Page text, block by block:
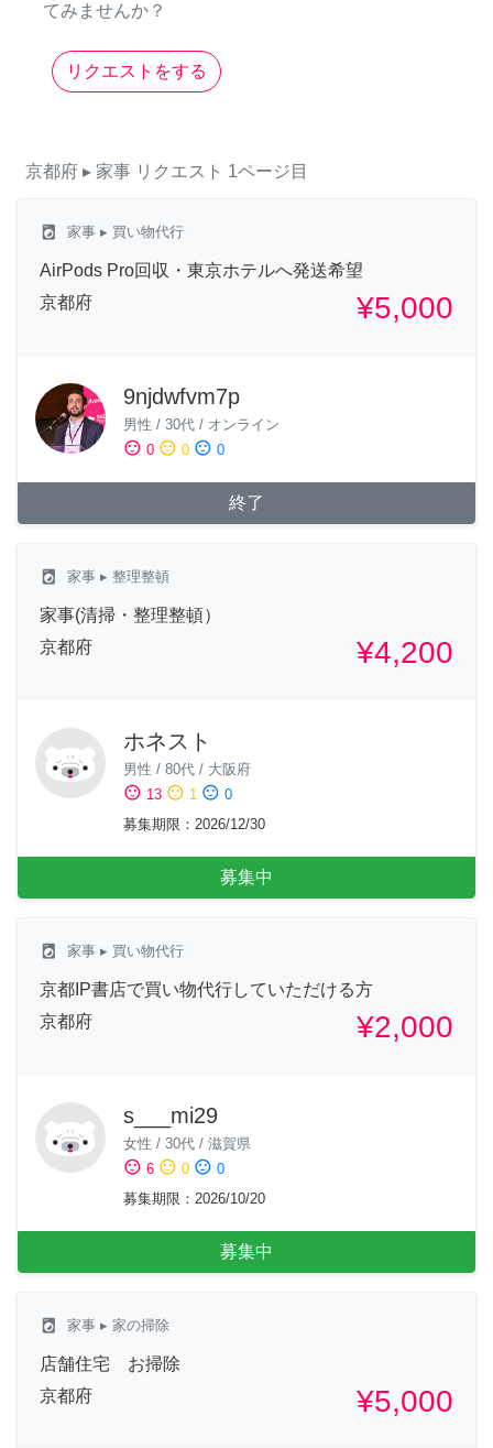
てみませんか？
リクエストをする
京都府 ▸ 家事 リクエスト 1ページ目
local_laundry_service 家事 ▸ 買い物代行
AirPods Pro回収・東京ホテルへ発送希望
京都府
¥5,000
9njdwfvm7p
男性 / 30代 / オンライン
sentiment_satisfied 0 sentiment_neutral 0 sentiment_dissatisfied 0
終了
local_laundry_service 家事 ▸ 整理整頓
家事(清掃・整理整頓）
京都府
¥4,200
ホネスト
男性 / 80代 / 大阪府
sentiment_satisfied 13 sentiment_neutral 1 sentiment_dissatisfied 0
募集期限 ： 2026/12/30
募集中
local_laundry_service 家事 ▸ 買い物代行
京都IP書店で買い物代行していただける方
京都府
¥2,000
s___mi29
女性 / 30代 / 滋賀県
sentiment_satisfied 6 sentiment_neutral 0 sentiment_dissatisfied 0
募集期限 ： 2026/10/20
募集中
local_laundry_service 家事 ▸ 家の掃除
店舗住宅 お掃除
京都府
¥5,000